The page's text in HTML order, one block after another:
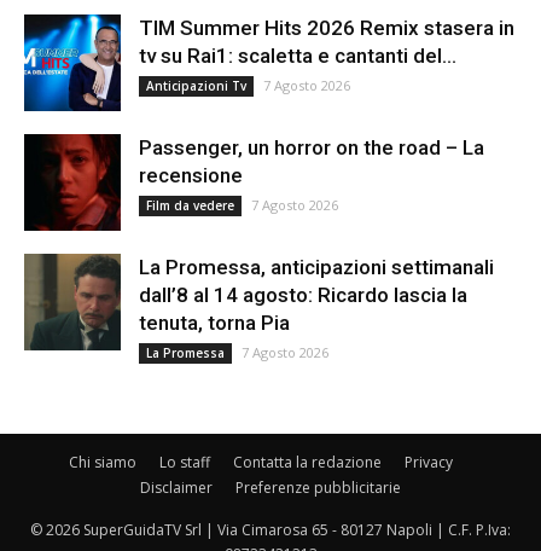
TIM Summer Hits 2026 Remix stasera in
tv su Rai1: scaletta e cantanti del...
Anticipazioni Tv 7 Agosto 2026
Passenger, un horror on the road – La
recensione
Film da vedere 7 Agosto 2026
La Promessa, anticipazioni settimanali
dall’8 al 14 agosto: Ricardo lascia la
tenuta, torna Pia
La Promessa 7 Agosto 2026
Chi siamo Lo staff Contatta la redazione
Privacy
Disclaimer
Preferenze pubblicitarie
© 2026 SuperGuidaTV Srl | Via Cimarosa 65 - 80127 Napoli | C.F. P.Iva: